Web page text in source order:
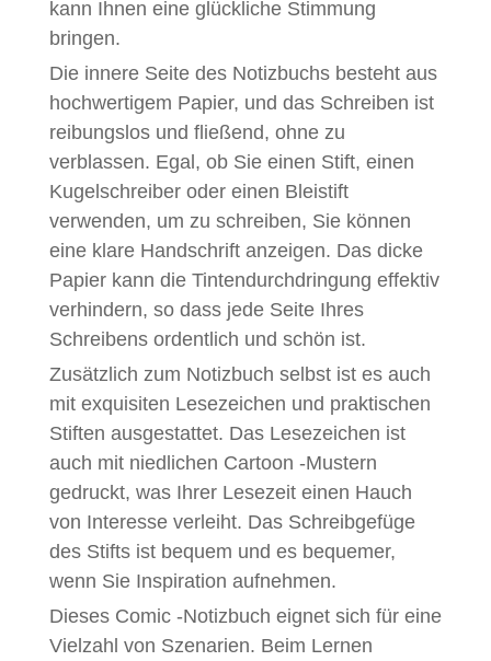
kann Ihnen eine glückliche Stimmung
bringen.
Die innere Seite des Notizbuchs besteht aus
hochwertigem Papier, und das Schreiben ist
reibungslos und fließend, ohne zu
verblassen. Egal, ob Sie einen Stift, einen
Kugelschreiber oder einen Bleistift
verwenden, um zu schreiben, Sie können
eine klare Handschrift anzeigen. Das dicke
Papier kann die Tintendurchdringung effektiv
verhindern, so dass jede Seite Ihres
Schreibens ordentlich und schön ist.
Zusätzlich zum Notizbuch selbst ist es auch
mit exquisiten Lesezeichen und praktischen
Stiften ausgestattet. Das Lesezeichen ist
auch mit niedlichen Cartoon -Mustern
gedruckt, was Ihrer Lesezeit einen Hauch
von Interesse verleiht. Das Schreibgefüge
des Stifts ist bequem und es bequemer,
wenn Sie Inspiration aufnehmen.
Dieses Comic -Notizbuch eignet sich für eine
Vielzahl von Szenarien. Beim Lernen